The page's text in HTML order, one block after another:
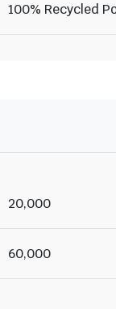
100% Recycled
20,000
60,000